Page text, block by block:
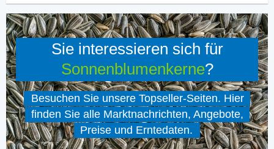
Sie interessieren sich für
Sonnenblumenkerne?
Besuchen Sie unsere Topseller-Seiten. Hier
finden Sie alle Marktnachrichten, Angebote,
Preise und Erntedaten.